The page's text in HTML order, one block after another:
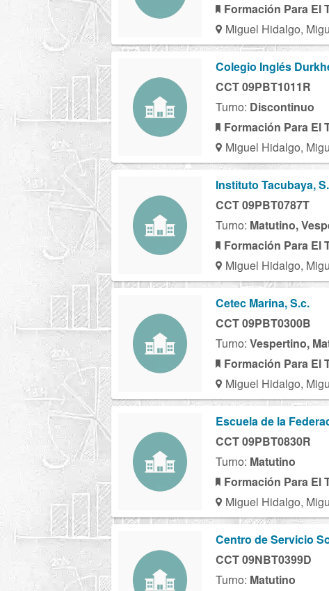
Formación Para El
Miguel Hidalgo,
Colegio Inglés
CCT 09PBT1011R
Turno: Discontinuo
Formación Para El
Miguel Hidalgo,
Instituto Tacubaya,
CCT 09PBT0787T
Turno: Matutino,
Formación Para El
Miguel Hidalgo,
Cetec Marina, S.c.
CCT 09PBT0300B
Turno: Vespertino,
Formación Para El
Miguel Hidalgo,
Escuela de la
CCT 09PBT0830R
Turno: Matutino
Formación Para El
Miguel Hidalgo,
Centro de Servicio
CCT 09NBT0399D
Turno: Matutino